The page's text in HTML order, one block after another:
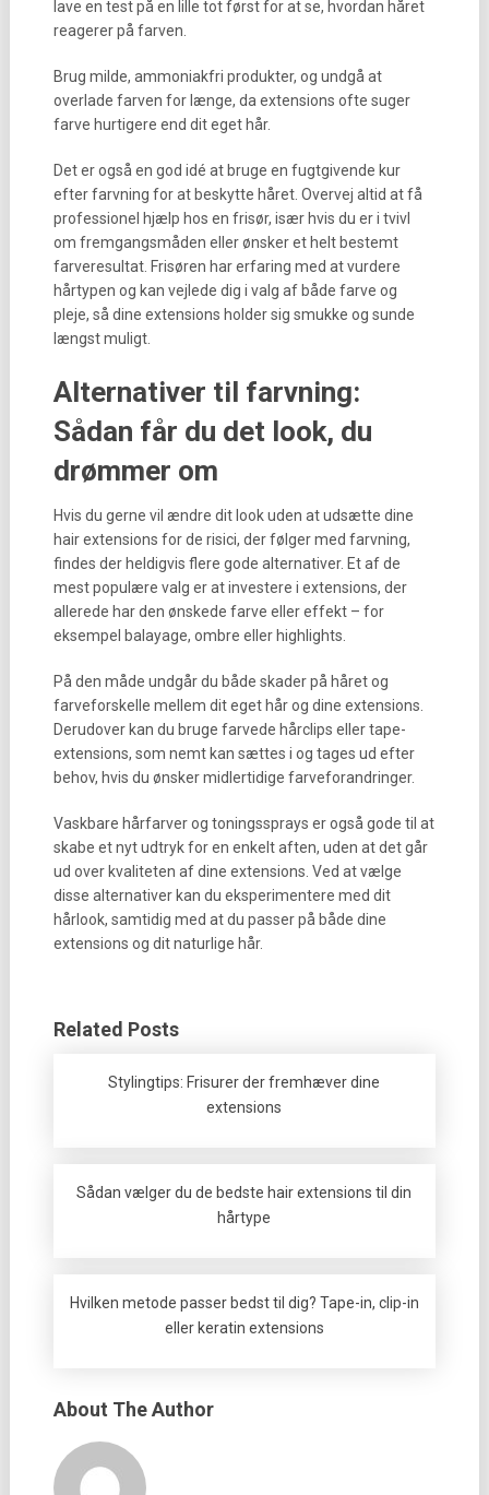
lave en test på en lille tot først for at se, hvordan håret
reagerer på farven.
Brug milde, ammoniakfri produkter, og undgå at
overlade farven for længe, da extensions ofte suger
farve hurtigere end dit eget hår.
Det er også en god idé at bruge en fugtgivende kur
efter farvning for at beskytte håret. Overvej altid at få
professionel hjælp hos en frisør, især hvis du er i tvivl
om fremgangsmåden eller ønsker et helt bestemt
farveresultat. Frisøren har erfaring med at vurdere
hårtypen og kan vejlede dig i valg af både farve og
pleje, så dine extensions holder sig smukke og sunde
længst muligt.
Alternativer til farvning:
Sådan får du det look, du
drømmer om
Hvis du gerne vil ændre dit look uden at udsætte dine
hair extensions for de risici, der følger med farvning,
findes der heldigvis flere gode alternativer. Et af de
mest populære valg er at investere i extensions, der
allerede har den ønskede farve eller effekt – for
eksempel balayage, ombre eller highlights.
På den måde undgår du både skader på håret og
farveforskelle mellem dit eget hår og dine extensions.
Derudover kan du bruge farvede hårclips eller tape-
extensions, som nemt kan sættes i og tages ud efter
behov, hvis du ønsker midlertidige farveforandringer.
Vaskbare hårfarver og toningssprays er også gode til at
skabe et nyt udtryk for en enkelt aften, uden at det går
ud over kvaliteten af dine extensions. Ved at vælge
disse alternativer kan du eksperimentere med dit
hårlook, samtidig med at du passer på både dine
extensions og dit naturlige hår.
Related Posts
Stylingtips: Frisurer der fremhæver dine
extensions
Sådan vælger du de bedste hair extensions til din
hårtype
Hvilken metode passer bedst til dig? Tape-in, clip-in
eller keratin extensions
About The Author